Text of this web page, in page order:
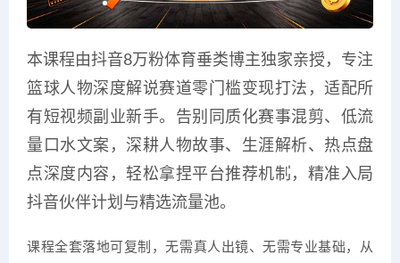
本课程由抖音8万粉体育垂类博主独家亲授，专注
篮球人物深度解说赛道零门槛变现打法，适配所
有短视频副业新手。告别同质化赛事混剪、低流
量口水文案，深耕人物故事、生涯解析、热点盘
点深度内容，轻松拿捏平台推荐机制，精准入局
抖音伙伴计划与精选流量池。
课程全套落地可复制，无需真人出镜、无需专业基础，从